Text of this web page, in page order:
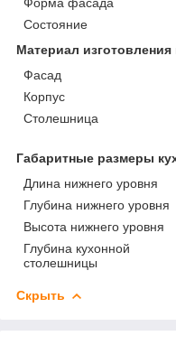
Состояние
Материал изготовления
Фасад
Корпус
Столешница
Габаритные размеры
Длина нижнего уровня
Глубина нижнего уровня
Высота нижнего уровня
Глубина кухонной
столешницы
Скрыть